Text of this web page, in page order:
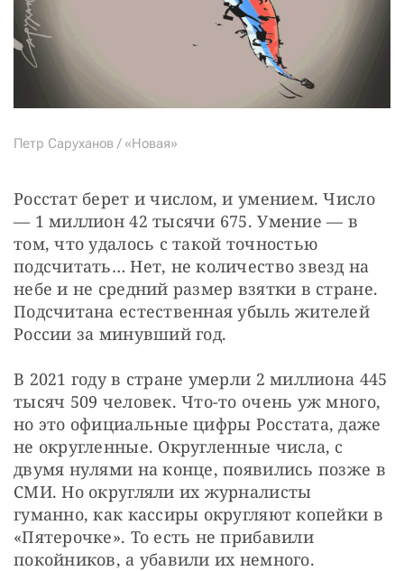
Петр Саруханов / «Новая»
Росстат берет и числом, и умением. Число
— 1 миллион 42 тысячи 675. Умение — в
том, что удалось с такой точностью
подсчитать… Нет, не количество звезд на
небе и не средний размер взятки в стране.
Подсчитана естественная убыль жителей
России за минувший год.
В 2021 году в стране умерли 2 миллиона 445
тысяч 509 человек. Что-то очень уж много,
но это официальные цифры Росстата, даже
не округленные. Округленные числа, с
двумя нулями на конце, появились позже в
СМИ. Но округляли их журналисты
гуманно, как кассиры округляют копейки в
«Пятерочке». То есть не прибавили
покойников, а убавили их немного.